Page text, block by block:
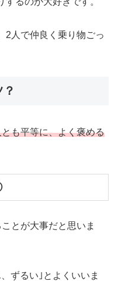
2人で仲良く乗り物ごっ
も平等に、よく褒める
とが大事だと思いま
ずるい｣とよくいいま